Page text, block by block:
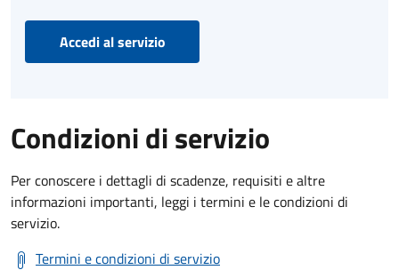
Accedi al servizio
Condizioni di servizio
Per conoscere i dettagli di scadenze, requisiti e altre
informazioni importanti, leggi i termini e le condizioni di
servizio.
Termini e condizioni di servizio